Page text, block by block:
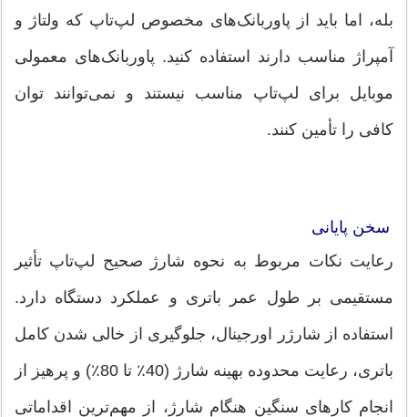
بله، اما باید از پاوربانک‌های مخصوص لپ‌تاپ که ولتاژ و
آمپراژ مناسب دارند استفاده کنید. پاوربانک‌های معمولی
موبایل برای لپ‌تاپ مناسب نیستند و نمی‌توانند توان
کافی را تأمین کنند.
سخن پایانی
رعایت نکات مربوط به نحوه شارژ صحیح لپ‌تاپ تأثیر
مستقیمی بر طول عمر باتری و عملکرد دستگاه دارد.
استفاده از شارژر اورجینال، جلوگیری از خالی شدن کامل
باتری، رعایت محدوده بهینه شارژ (40٪ تا 80٪) و پرهیز از
انجام کارهای سنگین هنگام شارژ، از مهم‌ترین اقداماتی